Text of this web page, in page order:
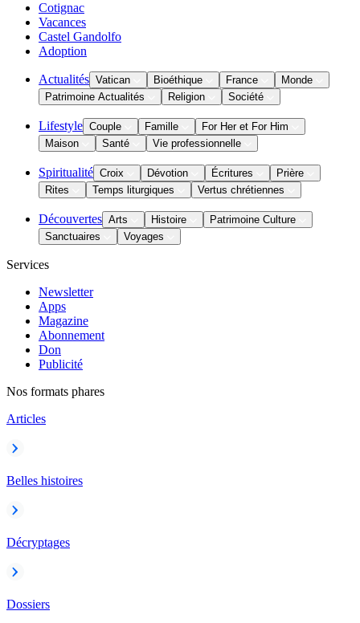
Cotignac
Vacances
Castel Gandolfo
Adoption
Actualités Vatican Bioéthique France
Monde
Patrimoine Actualités
Religion Société
Lifestyle Couple Famille
For Her et For Him
Maison
Santé Vie professionnelle
Spiritualité Croix Dévotion Écritures
Prière
Rites
Temps liturgiques Vertus chrétiennes
Découvertes Arts Histoire
Patrimoine Culture
Sanctuaires
Voyages
Services
Newsletter
Apps
Magazine
Abonnement
Don
Publicité
Nos formats phares
Articles
Belles histoires
Décryptages
Dossiers